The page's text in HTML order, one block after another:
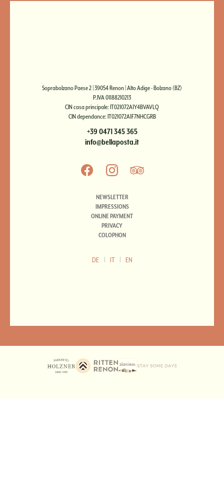
Soprabolzano Paese 2 | 39054 Renon | Alto Adige - Bolzano (BZ)
P.IVA 01188210213
CIN casa principale: IT021072A1Y4BVAVLQ
CIN dependance: IT021072A1F7NHCGRB
+39 0471 345 365
info@bellaposta.it
NEWSLETTER
IMPRESSIONS
ONLINE PAYMENT
PRIVACY
COLOPHON
DE IT EN